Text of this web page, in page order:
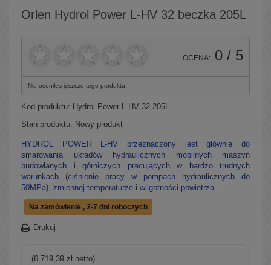
Orlen Hydrol Power L-HV 32 beczka 205L
OCENA: 0 / 5
Nie oceniłeś jeszcze tego produktu.
Kod produktu: Hydrol Power L-HV 32 205L
Stan produktu: Nowy produkt
HYDROL POWER L-HV przeznaczony jest głównie do
smarowania układów hydraulicznych mobilnych maszyn
budowlanych i górniczych pracujących w bardzo trudnych
warunkach (ciśnienie pracy w pompach hydraulicznych do
50MPa), zmiennej temperaturze i wilgotności powietrza.
Na zamówienie , 2-7 dni roboczych
Drukuj
(6 719,39 zł netto)